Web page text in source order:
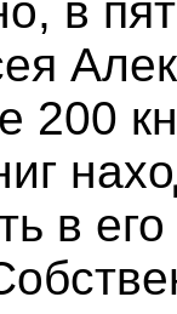
в
200
в